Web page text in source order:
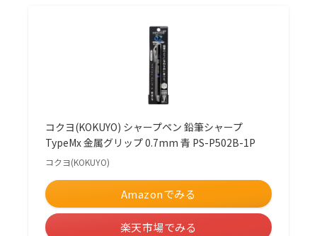
コクヨ(KOKUYO) シャープペン 鉛筆シャープ
TypeMx 金属グリップ 0.7mm 青 PS-P502B-1P
コクヨ(KOKUYO)
Amazonでみる
楽天市場でみる